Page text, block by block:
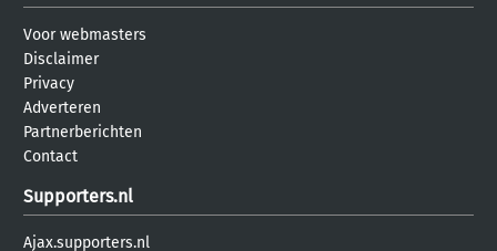
Voor webmasters
Disclaimer
Privacy
Adverteren
Partnerberichten
Contact
Supporters.nl
Ajax.supporters.nl